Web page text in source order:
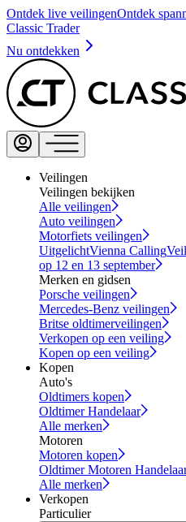
Ontdek live veilingenOntdek
Classic Trader
Nu ontdekken
Veilingen
Veilingen bekijken
Alle veilingen
Auto veilingen
Motorfiets veilingen
UitgelichtVienna Calling
op 12 en 13 september
Merken en gidsen
Porsche veilingen
Mercedes-Benz veilingen
Britse oldtimerveilingen
Verkopen op een veiling
Kopen op een veiling
Kopen
Auto's
Oldtimers kopen
Oldtimer Handelaar
Alle merken
Motoren
Motoren kopen
Oldtimer Motoren
Alle merken
Verkopen
Particulier